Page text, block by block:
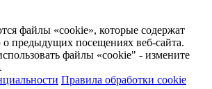
файлы «cookie», которые содержат
предыдущих посещениях веб-сайта.
файлы «cookie" - измените
Правила обработки cookie